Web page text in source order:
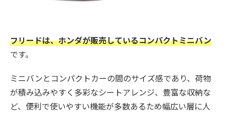
フリードは、ホンダが販売しているコンパクトミニバン
です。
ミニバンとコンパクトカーの間のサイズ感であり、荷物
が積み込みやすく多彩なシートアレンジ、豊富な収納な
ど、便利で使いやすい機能が多数あるため幅広い層に人